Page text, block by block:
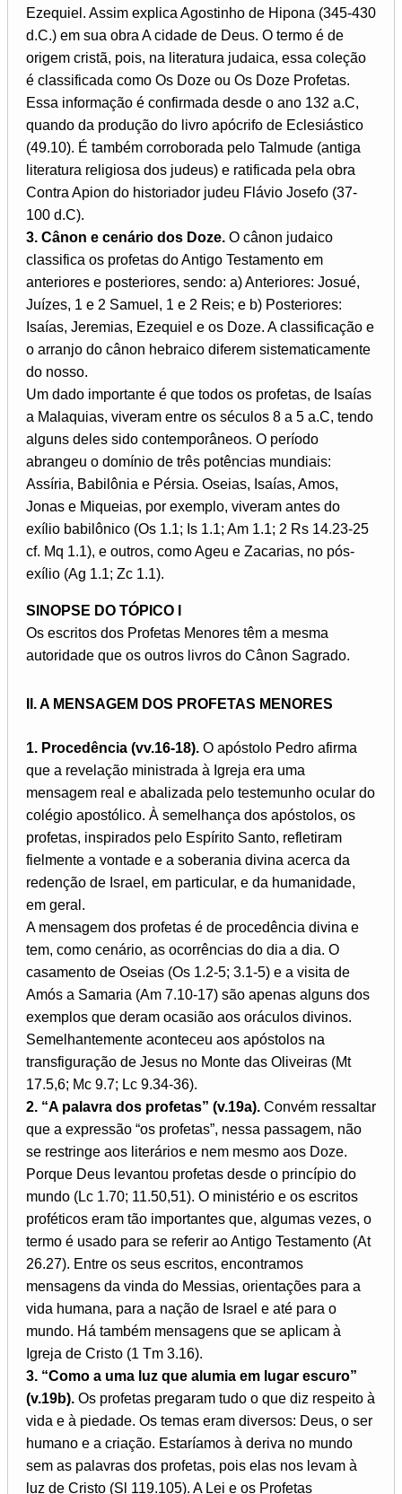
Ezequiel. Assim explica Agostinho de Hipona (345-430
d.C.) em sua obra A cidade de Deus. O termo é de
origem cristã, pois, na literatura judaica, essa coleção
é classificada como Os Doze ou Os Doze Profetas.
Essa informação é confirmada desde o ano 132 a.C,
quando da produção do livro apócrifo de Eclesiástico
(49.10). É também corroborada pelo Talmude (antiga
literatura religiosa dos judeus) e ratificada pela obra
Contra Apion do historiador judeu Flávio Josefo (37-
100 d.C).
3. Cânon e cenário dos Doze. O cânon judaico
classifica os profetas do Antigo Testamento em
anteriores e posteriores, sendo: a) Anteriores: Josué,
Juízes, 1 e 2 Samuel, 1 e 2 Reis; e b) Posteriores:
Isaías, Jeremias, Ezequiel e os Doze. A classificação e
o arranjo do cânon hebraico diferem sistematicamente
do nosso.
Um dado importante é que todos os profetas, de Isaías
a Malaquias, viveram entre os séculos 8 a 5 a.C, tendo
alguns deles sido contemporâneos. O período
abrangeu o domínio de três potências mundiais:
Assíria, Babilônia e Pérsia. Oseias, Isaías, Amos,
Jonas e Miqueias, por exemplo, viveram antes do
exílio babilônico (Os 1.1; Is 1.1; Am 1.1; 2 Rs 14.23-25
cf. Mq 1.1), e outros, como Ageu e Zacarias, no pós-
exílio (Ag 1.1; Zc 1.1).
SINOPSE DO TÓPICO I
Os escritos dos Profetas Menores têm a mesma
autoridade que os outros livros do Cânon Sagrado.
II. A MENSAGEM DOS PROFETAS MENORES
1. Procedência (vv.16-18). O apóstolo Pedro afirma
que a revelação ministrada à Igreja era uma
mensagem real e abalizada pelo testemunho ocular do
colégio apostólico. À semelhança dos apóstolos, os
profetas, inspirados pelo Espírito Santo, refletiram
fielmente a vontade e a soberania divina acerca da
redenção de Israel, em particular, e da humanidade,
em geral.
A mensagem dos profetas é de procedência divina e
tem, como cenário, as ocorrências do dia a dia. O
casamento de Oseias (Os 1.2-5; 3.1-5) e a visita de
Amós a Samaria (Am 7.10-17) são apenas alguns dos
exemplos que deram ocasião aos oráculos divinos.
Semelhantemente aconteceu aos apóstolos na
transfiguração de Jesus no Monte das Oliveiras (Mt
17.5,6; Mc 9.7; Lc 9.34-36).
2. “A palavra dos profetas” (v.19a). Convém ressaltar
que a expressão “os profetas”, nessa passagem, não
se restringe aos literários e nem mesmo aos Doze.
Porque Deus levantou profetas desde o princípio do
mundo (Lc 1.70; 11.50,51). O ministério e os escritos
proféticos eram tão importantes que, algumas vezes, o
termo é usado para se referir ao Antigo Testamento (At
26.27). Entre os seus escritos, encontramos
mensagens da vinda do Messias, orientações para a
vida humana, para a nação de Israel e até para o
mundo. Há também mensagens que se aplicam à
Igreja de Cristo (1 Tm 3.16).
3. “Como a uma luz que alumia em lugar escuro”
(v.19b). Os profetas pregaram tudo o que diz respeito à
vida e à piedade. Os temas eram diversos: Deus, o ser
humano e a criação. Estaríamos à deriva no mundo
sem as palavras dos profetas, pois elas nos levam à
luz de Cristo (Sl 119.105). A Lei e os Profetas